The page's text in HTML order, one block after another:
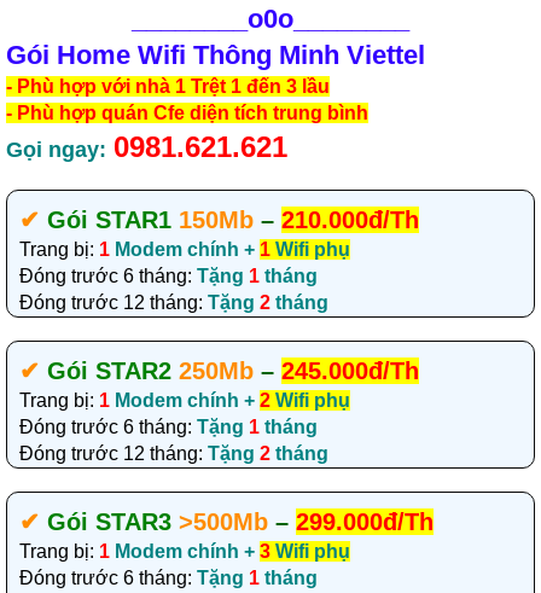
o0o________
Gói Home Wifi Thông Minh Viettel
- Phù hợp với nhà 1 Trệt 1 đến 3 lầu
- Phù hợp quán Cfe diện tích trung bình
Gọi ngay: 0981.621.621
✔‎ Gói STAR1 150Mb – 210.000đ/Th
Trang bị: 1 Modem chính + 1 Wifi phụ
Đóng trước 6 tháng: Tặng 1 tháng
Đóng trước 12 tháng: Tặng 2 tháng
✔‎ Gói STAR2 250Mb – 245.000đ/Th
Trang bị: 1 Modem chính + 2 Wifi phụ
Đóng trước 6 tháng: Tặng 1 tháng
Đóng trước 12 tháng: Tặng 2 tháng
✔‎ Gói STAR3 >500Mb – 299.000đ/Th
Trang bị: 1 Modem chính + 3 Wifi phụ
Đóng trước 6 tháng: Tặng 1 tháng